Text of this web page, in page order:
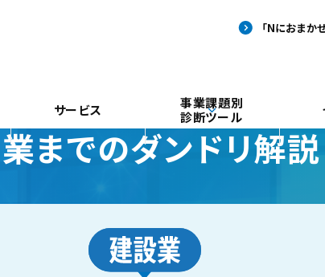
サービス
事業課題別
診断ツール
までのダンドリ解